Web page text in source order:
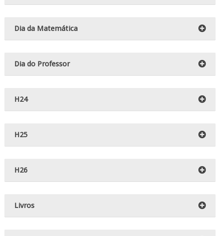
Dia da Matemática
Dia do Professor
H24
H25
H26
Livros